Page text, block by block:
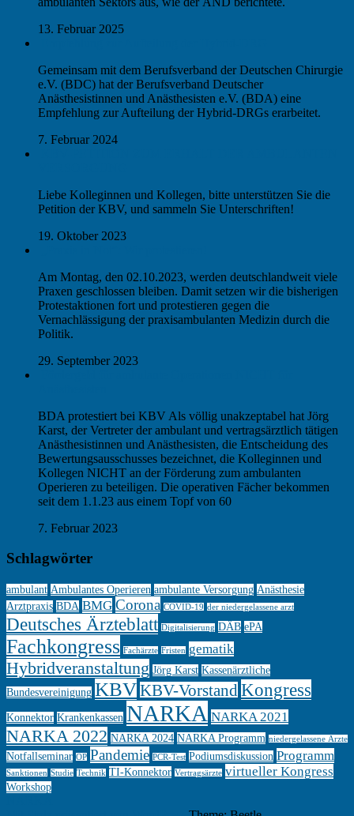
13. Februar 2025
Gemeinsam mit dem Berufsverband der Deutschen Chirurgie
e.V. (BDC) hat der Berufsverband Deutscher
Anästhesistinnen und Anästhesisten e.V. (BDA) eine
Empfehlung zur Aufteilung der Hybrid-DRGs erarbeitet.
7. Februar 2024
Liebe Kolleginnen und Kollegen, bitte unterstützen Sie die
Petition der KBV, und sammeln Sie Unterschriften!
19. Oktober 2023
Am Montag, den 02.10.2023, werden deutschlandweit viele
Praxen geschlossen bleiben. Damit setzen wir die bisherigen
Protestaktionen fort und protestieren gegen die
Vernachlässigung der praxisambulanten Medizin durch die
Politik.
29. September 2023
BDA protestiert bei KBV Als völlig unakzeptabel hat Jörg
Karst, der Vertreter der ambulant und vertragsärztlich tätigen
Anästhesistinnen und Anästhesisten, die Entscheidung des
Bewertungsausschusses bezeichnet, die Kolleginnen und
Kollegen NICHT an der Förderung zum ambulanten
Operieren zu beteiligen. Die operativen Fächer bekommen
seit dem 1.1.23 aus einem Topf von 60
7. Februar 2023
Schlagwörter
ambulant Ambulantes Operieren ambulante Versorgung Anästhesie
Arztpraxis BDA BMG Corona COVID-19 der niedergelassene arzt
Deutsches Ärzteblatt Digitalisierung DÄB ePA
Fachkongress Fachärzte Fristen gematik
Hybridveranstaltung Jörg Karst Kassenärztliche
Bundesvereinigung KBVKBV-Vorstand Kongress
Konnektor Krankenkassen NARKA NARKA 2021
NARKA 2022 NARKA 2024 NARKA Programm niedergelassene Ärzte
Notfallseminar OP Pandemie PCR-Test Podiumsdiskussion Programm
Sanktionen Studie Technik TI-Konnektor Vertragsärzte virtueller Kongress
Workshop